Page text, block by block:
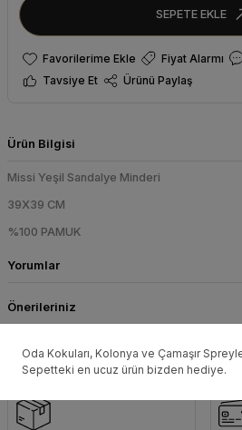
SEPETE EKLE
Fiyat Alarmı
Tavsiye Et
Ürünü Paylaş
Ürün Bilgisi
Missi Yeşil Sandalye Minderi
39X39 CM
%100 PAMUK
Yorumlar
Önerileriniz
Oda Kokuları, Kolonya ve Çamaşır
Sepetteki en ucuz ürün bizden hediye.